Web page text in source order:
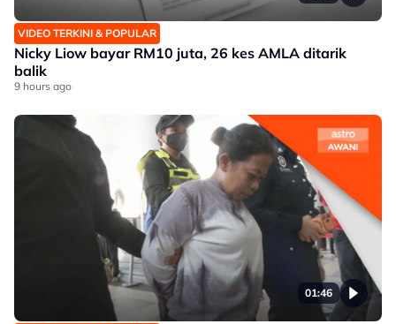
VIDEO TERKINI & POPULAR
Nicky Liow bayar RM10 juta, 26 kes AMLA ditarik
balik
9 hours ago
01:46